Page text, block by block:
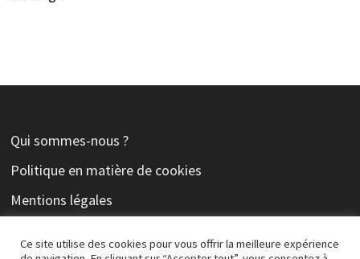
Qui sommes-nous ?
Politique en matière de cookies
Mentions légales
Ce site utilise des cookies pour vous offrir la meilleure expérience